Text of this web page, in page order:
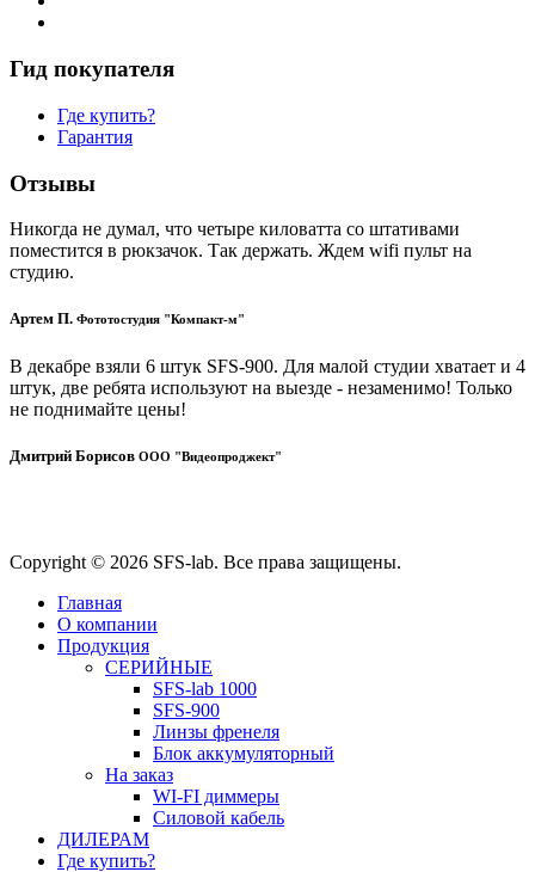
Гид покупателя
Где купить?
Гарантия
Отзывы
Никогда не думал, что четыре киловатта со штативами
поместится в рюкзачок. Так держать. Ждем wifi пульт на
студию.
Артем П. Фототостудия "Компакт-м"
В декабре взяли 6 штук SFS-900. Для малой студии хватает и 4
штук, две ребята используют на выезде - незаменимо! Только
не поднимайте цены!
Дмитрий Борисов ООО "Видеопроджект"
Copyright © 2026 SFS-lab. Все права защищены.
Главная
О компании
Продукция
СЕРИЙНЫЕ
SFS-lab 1000
SFS-900
Линзы френеля
Блок аккумуляторный
На заказ
WI-FI диммеры
Силовой кабель
ДИЛЕРАМ
Где купить?